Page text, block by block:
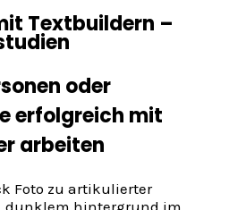
Textbuildern –
oder
erfolgreich mit
arbeiten